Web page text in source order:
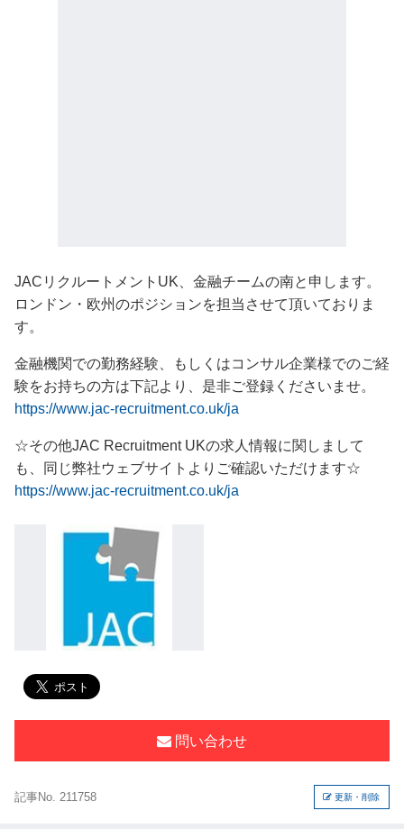
JACリクルートメントUK、金融チームの南と申します。
ロンドン・欧州のポジションを担当させて頂いておりま
す。
金融機関での勤務経験、もしくはコンサル企業様でのご経
験をお持ちの方は下記より、是非ご登録くださいませ。
https://www.jac-recruitment.co.uk/ja
☆その他JAC Recruitment UKの求人情報に関しまして
も、同じ弊社ウェブサイトよりご確認いただけます☆
https://www.jac-recruitment.co.uk/ja
問い合わせ
記事No. 211758 更新・削除